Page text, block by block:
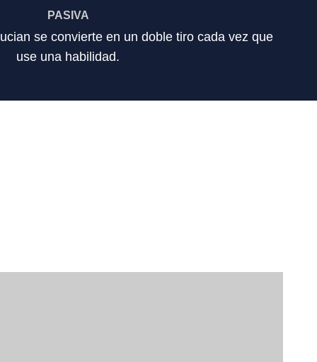
PASIVA
se convierte en un doble tiro cada vez que
use una habilidad.